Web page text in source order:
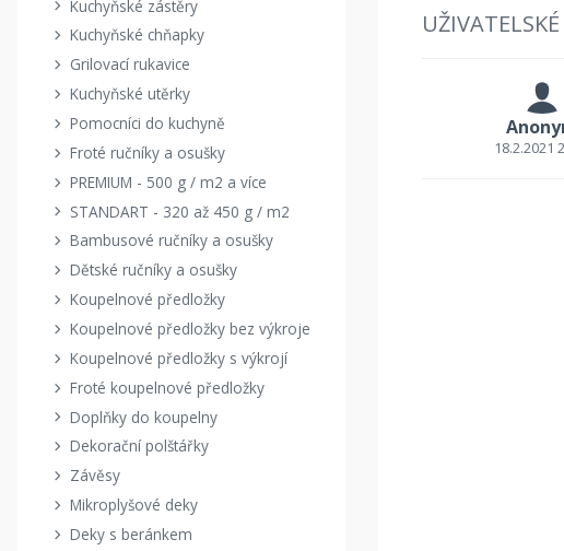
Kuchyňské zástěry
Kuchyňské chňapky
Grilovací rukavice
Kuchyňské utěrky
Pomocníci do kuchyně
Froté ručníky a osušky
PREMIUM - 500 g / m2 a více
STANDART - 320 až 450 g / m2
Bambusové ručníky a osušky
Dětské ručníky a osušky
Koupelnové předložky
Koupelnové předložky bez výkroje
Koupelnové předložky s výkrojí
Froté koupelnové předložky
Doplňky do koupelny
Dekorační polštářky
Závěsy
Mikroplyšové deky
Deky s beránkem
UŽIVATELSKÉ
18.2.2021